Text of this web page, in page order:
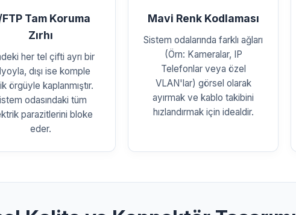
Tam Koruma
Zırhı
her tel çifti ayrı bir
dışı ise komple
örgüyle kaplanmıştır.
odasındaki tüm
parazitlerini bloke
eder.
Mavi Renk Kodlaması
Sistem odalarında farklı ağları
(Örn: Kameralar, IP
Telefonlar veya özel
VLAN'lar) görsel olarak
ayırmak ve kablo takibini
hızlandırmak için idealdir.